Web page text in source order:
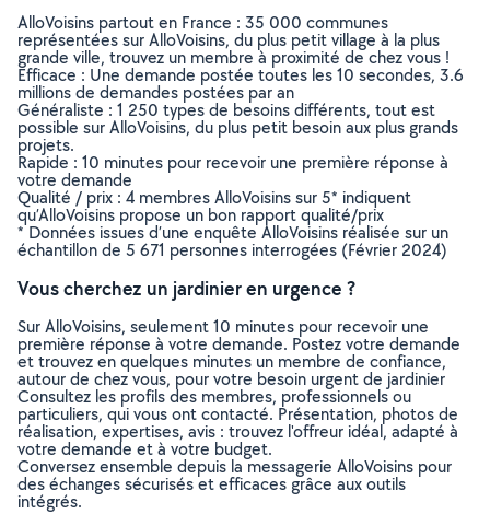
AlloVoisins partout en France : 35 000 communes
représentées sur AlloVoisins, du plus petit village à la plus
grande ville, trouvez un membre à proximité de chez vous !
Efficace : Une demande postée toutes les 10 secondes, 3.6
millions de demandes postées par an
Généraliste : 1 250 types de besoins différents, tout est
possible sur AlloVoisins, du plus petit besoin aux plus grands
projets.
Rapide : 10 minutes pour recevoir une première réponse à
votre demande
Qualité / prix : 4 membres AlloVoisins sur 5* indiquent
qu’AlloVoisins propose un bon rapport qualité/prix
* Données issues d’une enquête AlloVoisins réalisée sur un
échantillon de 5 671 personnes interrogées (Février 2024)
Vous cherchez un jardinier en urgence ?
Sur AlloVoisins, seulement 10 minutes pour recevoir une
première réponse à votre demande. Postez votre demande
et trouvez en quelques minutes un membre de confiance,
autour de chez vous, pour votre besoin urgent de jardinier
Consultez les profils des membres, professionnels ou
particuliers, qui vous ont contacté. Présentation, photos de
réalisation, expertises, avis : trouvez l'offreur idéal, adapté à
votre demande et à votre budget.
Conversez ensemble depuis la messagerie AlloVoisins pour
des échanges sécurisés et efficaces grâce aux outils
intégrés.